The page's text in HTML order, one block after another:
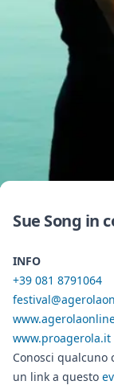
Sue Song in
INFO
+39 081 8791064
www.proagerola.it
Conosci qualcuno
un link a questo